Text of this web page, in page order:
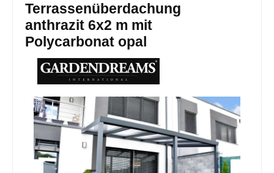
Terrassenüberdachung
anthrazit 6x2 m mit
Polycarbonat opal
Bildergalerie überspringen